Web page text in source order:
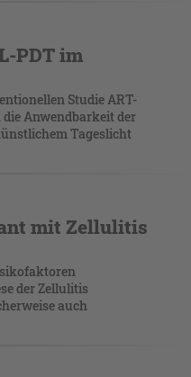
PDT im
Studie ART-
Anwendbarkeit der
Tageslicht
mit Zellulitis
der Zellulitis
auch